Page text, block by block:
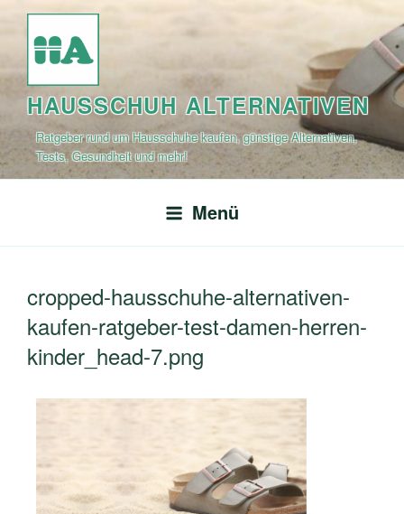
springen
HAUSSCHUH ALTERNATIVEN
Ratgeber rund um Hausschuhe kaufen, günstige Alternativen,
Tests, Gesundheit und mehr!
Menü
cropped-hausschuhe-alternativen-
kaufen-ratgeber-test-damen-herren-
kinder_head-7.png